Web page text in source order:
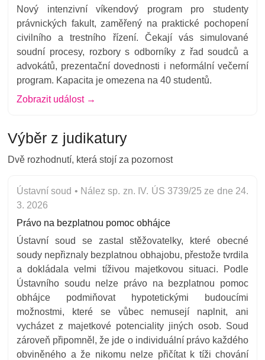
Nový intenzivní víkendový program pro studenty
právnických fakult, zaměřený na praktické pochopení
civilního a trestního řízení. Čekají vás simulované
soudní procesy, rozbory s odborníky z řad soudců a
advokátů, prezentační dovednosti i neformální večerní
program. Kapacita je omezena na 40 studentů.
Zobrazit událost →
Výběr z judikatury
Dvě rozhodnutí, která stojí za pozornost
Ústavní soud • Nález sp. zn. IV. ÚS 3739/25 ze dne 24.
3. 2026
Právo na bezplatnou pomoc obhájce
Ústavní soud se zastal stěžovatelky, které obecné
soudy nepřiznaly bezplatnou obhajobu, přestože tvrdila
a dokládala velmi tíživou majetkovou situaci. Podle
Ústavního soudu nelze právo na bezplatnou pomoc
obhájce podmiňovat hypotetickými budoucími
možnostmi, které se vůbec nemusejí naplnit, ani
vycházet z majetkové potenciality jiných osob. Soud
zároveň připomněl, že jde o individuální právo každého
obviněného a že nikomu nelze přičítat k tíži chování